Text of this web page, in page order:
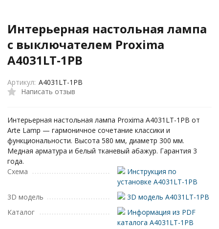
Интерьерная настольная лампа
с выключателем Proxima
A4031LT-1PB
Написать отзыв
Артикул: A4031LT-1PB
Интерьерная настольная лампа Proxima A4031LT-1PB от
Arte Lamp — гармоничное сочетание классики и
функциональности. Высота 580 мм, диаметр 300 мм.
Медная арматура и белый тканевый абажур. Гарантия 3
года.
Схема
Инструкция по
установке A4031LT-1PB
3D модель
3D модель A4031LT-1PB
Каталог
Информация из PDF
каталога A4031LT-1PB